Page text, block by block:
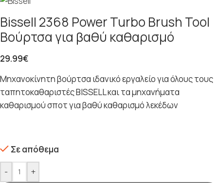
Bissell 2368 Power Turbo Brush Tool
Βούρτσα για βαθύ καθαρισμό
29.99€
Μηχανοκίνητη βούρτσα ιδανικό εργαλείο για όλους τους
ταπητοκαθαριστές BISSELL και τα μηχανήματα
καθαρισμού σποτ για βαθύ καθαρισμό λεκέδων
Σε απόθεμα
- +